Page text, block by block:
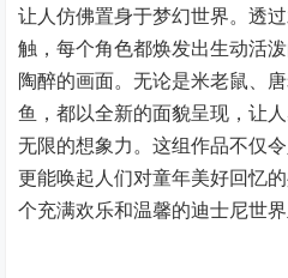
让人仿佛置身于梦幻世界。透
触，每个角色都焕发出生动活
陶醉的画面。无论是米老鼠、
鱼，都以全新的面貌呈现，让
无限的想象力。这组作品不仅
更能唤起人们对童年美好回忆
个充满欢乐和温馨的迪士尼世界